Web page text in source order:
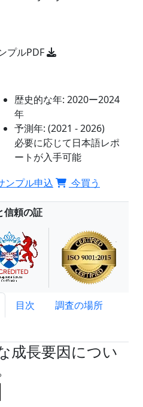
プルPDF
歴史的な年: 2020ー2024
年
予測年: (2021 - 2026)
必要に応じて日本語レポ
ートが入手可能
ンプル申込 今買う
信頼の証
目次
調査の場所
成長要因につい